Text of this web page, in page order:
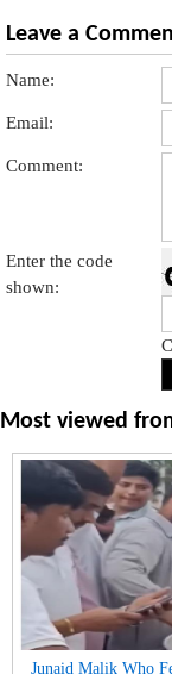
Leave a
Name:
Email:
Comment:
Enter the code
shown:
Most viewed
Junaid Malik Who